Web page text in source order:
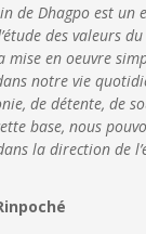
de Dhagpoest un
des valeurs du
mise en oeuvre
notre vie
de détente, de
base, nous
la direction de